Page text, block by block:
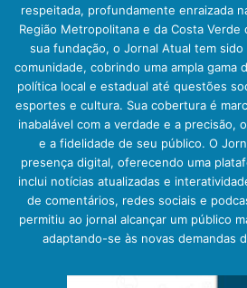
respeitada, profundamente enraizada
Região Metropolitana e da Costa Verde
sua fundação, o Jornal Atual tem
comunidade, cobrindo uma ampla gama
política local e estadual até questões
esportes e cultura. Sua cobertura é
inabalável com a verdade e a precisão,
e a fidelidade de seu público. O
presença digital, oferecendo uma
inclui notícias atualizadas e
de comentários, redes sociais e
permitiu ao jornal alcançar um público
adaptando-se às novas demandas